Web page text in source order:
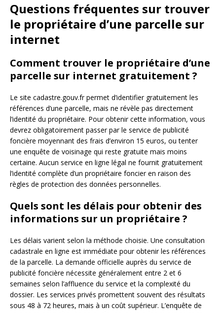
Questions fréquentes sur trouver
le propriétaire d’une parcelle sur
internet
Comment trouver le propriétaire d’une
parcelle sur internet gratuitement ?
Le site cadastre.gouv.fr permet d’identifier gratuitement les
références d’une parcelle, mais ne révèle pas directement
l’identité du propriétaire. Pour obtenir cette information, vous
devrez obligatoirement passer par le service de publicité
foncière moyennant des frais d’environ 15 euros, ou tenter
une enquête de voisinage qui reste gratuite mais moins
certaine. Aucun service en ligne légal ne fournit gratuitement
l’identité complète d’un propriétaire foncier en raison des
règles de protection des données personnelles.
Quels sont les délais pour obtenir des
informations sur un propriétaire ?
Les délais varient selon la méthode choisie. Une consultation
cadastrale en ligne est immédiate pour obtenir les références
de la parcelle. La demande officielle auprès du service de
publicité foncière nécessite généralement entre 2 et 6
semaines selon l’affluence du service et la complexité du
dossier. Les services privés promettent souvent des résultats
sous 48 à 72 heures, mais à un coût supérieur. L’enquête de